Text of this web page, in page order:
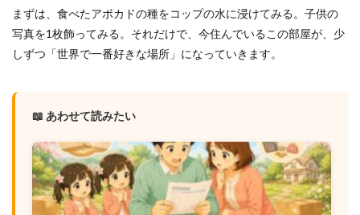
まずは、食べたアボカドの種をコップの水に浸けてみる。子供の
写真を1枚飾ってみる。それだけで、今住んでいるこの部屋が、少
しずつ「世界で一番好きな場所」になっていきます。
📖 あわせて読みたい